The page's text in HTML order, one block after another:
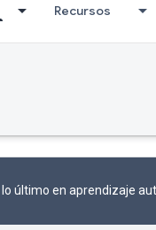
Recursos
último en aprendizaje